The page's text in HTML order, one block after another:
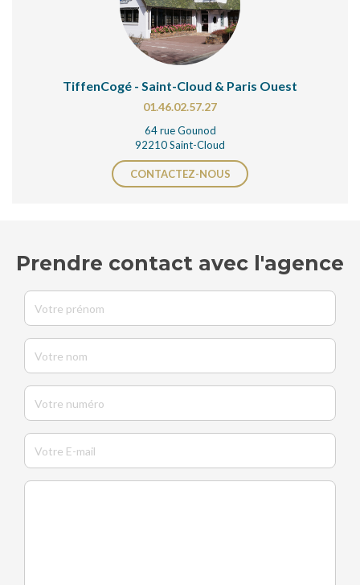
TiffenCogé - Saint-Cloud & Paris Ouest
01.46.02.57.27
64 rue Gounod
92210 Saint-Cloud
CONTACTEZ-NOUS
Prendre contact avec l'agence